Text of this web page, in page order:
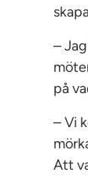
–
på
– Vi
Att